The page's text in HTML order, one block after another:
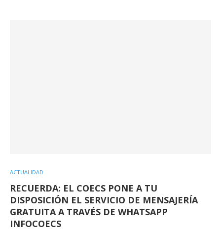
ACTUALIDAD
RECUERDA: EL COECS PONE A TU
DISPOSICIÓN EL SERVICIO DE MENSAJERÍA
GRATUITA A TRAVÉS DE WHATSAPP
INFOCOECS